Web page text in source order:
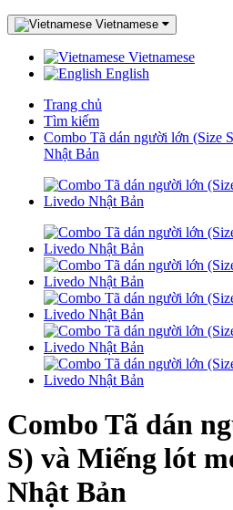
Vietnamese
Vietnamese
English
Trang chủ
Tìm kiếm
Combo Tã dán người lớn (Size
Nhật Bản
Combo Tã dán
S) và Miếng lót
Nhật Bản